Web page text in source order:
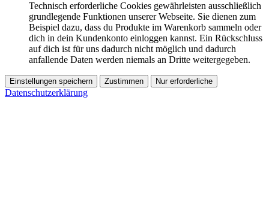
Technisch erforderliche Cookies gewährleisten ausschließlich
grundlegende Funktionen unserer Webseite. Sie dienen zum
Beispiel dazu, dass du Produkte im Warenkorb sammeln oder
dich in dein Kundenkonto einloggen kannst. Ein Rückschluss
auf dich ist für uns dadurch nicht möglich und dadurch
anfallende Daten werden niemals an Dritte weitergegeben.
Einstellungen speichern Zustimmen Nur erforderliche
Datenschutzerklärung